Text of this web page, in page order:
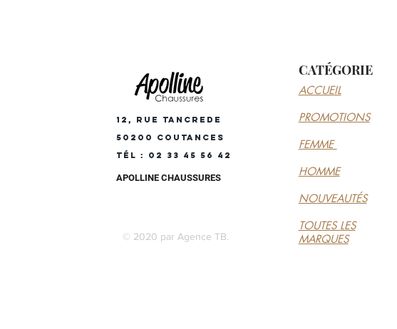
© 2020 par Agence TB.
12, RUE TANCREDE
50200 COUTANCES
Tél : 02 33 45 56 42
APOLLINE CHAUSSURES
CATÉGORIE
ACCUEIL
PROMOTIONS
FEMME
HOMME
NOUVEAUTÉS
TOUTES LES
MARQUES